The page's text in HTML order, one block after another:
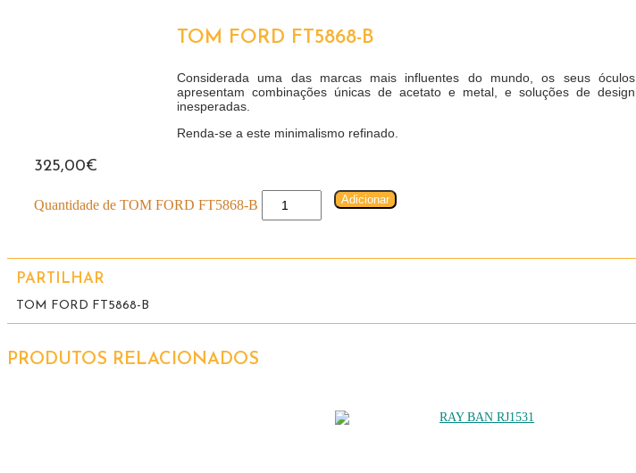
TOM FORD FT5868-B
Considerada uma das marcas mais influentes do mundo, os seus óculos
apresentam combinações únicas de acetato e metal, e soluções de design
inesperadas.
Renda-se a este minimalismo refinado.
325,00€
Quantidade de TOM FORD FT5868-B Adicionar
PARTILHAR
TOM FORD FT5868-B
PRODUTOS RELACIONADOS